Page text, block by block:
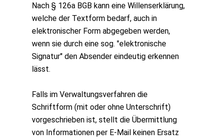
Nach § 126a BGB kann eine Willenserklärung,
welche der Textform bedarf, auch in
elektronischer Form abgegeben werden,
wenn sie durch eine sog. "elektronische
Signatur" den Absender eindeutig erkennen
lässt.
Falls im Verwaltungsverfahren die
Schriftform (mit oder ohne Unterschrift)
vorgeschrieben ist, stellt die Übermittlung
von Informationen per E-Mail keinen Ersatz